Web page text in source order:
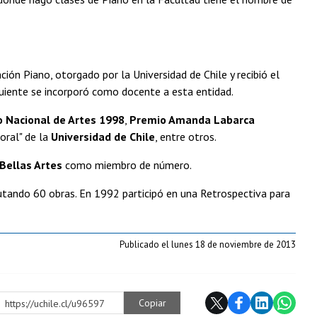
Piano, otorgado por la Universidad de Chile y recibió el
se incorporó como docente a esta entidad.
Nacional de Artes 1998, Premio Amanda Labarca
de la Universidad de Chile, entre otros.
Artes como miembro de número.
60 obras. En 1992 participó en una Retrospectiva para
Publicado el lunes 18 de noviembre de 2013
https://uchile.cl/u96597 Copiar